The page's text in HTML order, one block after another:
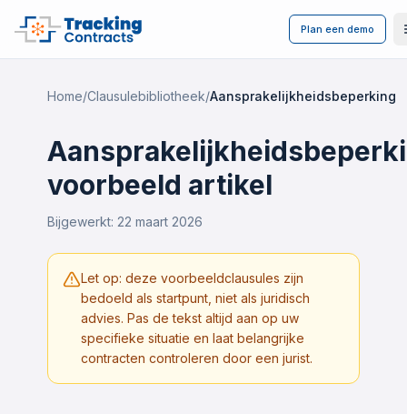
Plan een demo
Home/Clausulebibliotheek/Aansprakelijkheidsbeperking
voorbeeld artikel
Bijgewerkt: 22 maart 2026
Let op: deze voorbeeldclausules zijn
bedoeld als startpunt, niet als juridisch
advies. Pas de tekst altijd aan op uw
specifieke situatie en laat belangrijke
contracten controleren door een jurist.